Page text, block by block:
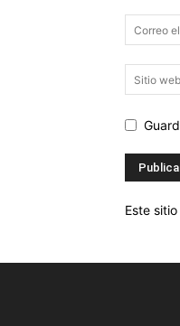
Este